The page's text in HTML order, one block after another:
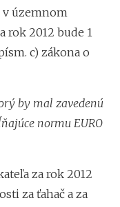
v územnom
rok 2012 bude 1
c) zákona o
by mal zavedenú
normu EURO
za rok 2012
za ťahač a za